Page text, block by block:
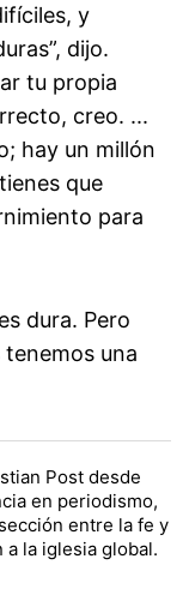
y
dijo.
tu propia
creo. ...
hay un millón
que
para
dura. Pero
una
Post desde
en periodismo,
entre la fe y
la iglesia global.